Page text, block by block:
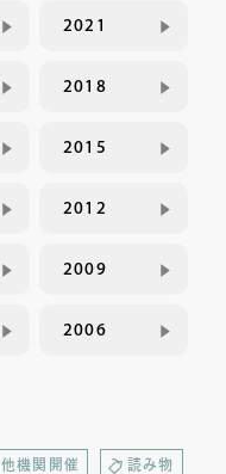
2021
2018
2015
2012
2009
2006
他機関開催 読み物